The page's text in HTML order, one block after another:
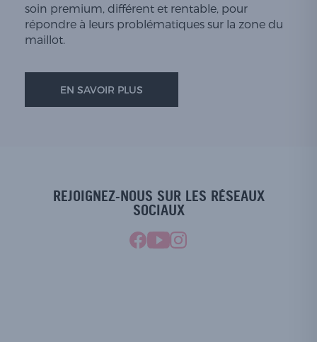
soin premium, différent et rentable, pour
répondre à leurs problématiques sur la zone du
maillot.
EN SAVOIR PLUS
REJOIGNEZ-NOUS SUR LES RÉSEAUX
SOCIAUX